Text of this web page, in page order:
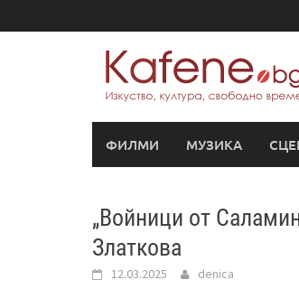
to
ФИЛМИ МУЗИКА
„Войници от
Златкова
12.03.2025 denica